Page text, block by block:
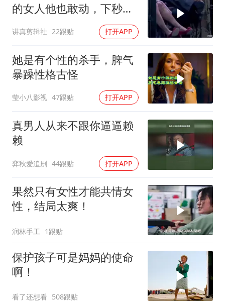
的女人他也敢动，下秒就
讲真剪辑社 22跟贴 打开APP
她是有个性的杀手，脾气
暴躁性格古怪
莹小八影视 47跟贴 打开APP
真男人从来不跟你逼逼赖
赖
弈秋爱追剧 44跟贴 打开APP
果然只有女性才能共情女
性，结局太爽！
润林手工 1跟贴
保护孩子可是妈妈的使命
啊！
看了还想看 508跟贴